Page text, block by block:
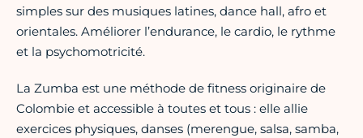
simples sur des musiques latines, dance hall, afro et
orientales. Améliorer l’endurance, le cardio, le rythme
et la psychomotricité.
La Zumba est une méthode de fitness originaire de
Colombie et accessible à toutes et tous : elle allie
exercices physiques, danses (merengue, salsa, samba,